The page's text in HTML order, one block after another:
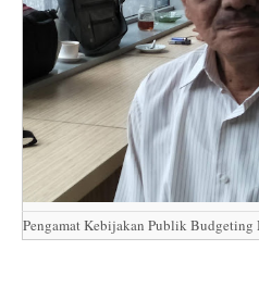
Pengamat Kebijakan Publik